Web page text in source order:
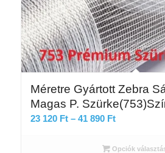
Méretre Gyártott Zebra
Magas P.
23 120 Ft – 41 890 Ft
120 Ft
Opciók